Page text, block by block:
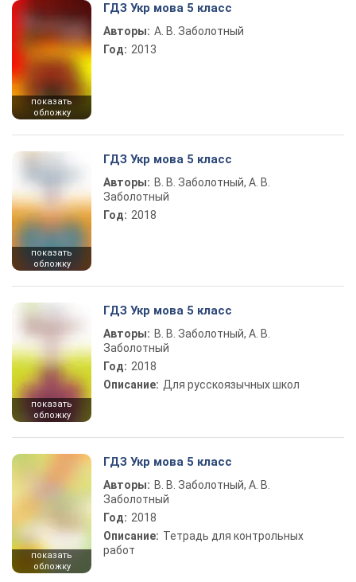
показать
обложку
ГДЗ Укр мова 5 класс
Авторы: А. В. Заболотный
Год: 2013
показать
обложку
ГДЗ Укр мова 5 класс
Авторы: В. В. Заболотный, А. В.
Заболотный
Год: 2018
показать
обложку
ГДЗ Укр мова 5 класс
Авторы: В. В. Заболотный, А. В.
Заболотный
Год: 2018
Описание: Для русскоязычных школ
показать
обложку
ГДЗ Укр мова 5 класс
Авторы: В. В. Заболотный, А. В.
Заболотный
Год: 2018
Описание: Тетрадь для контрольных
работ